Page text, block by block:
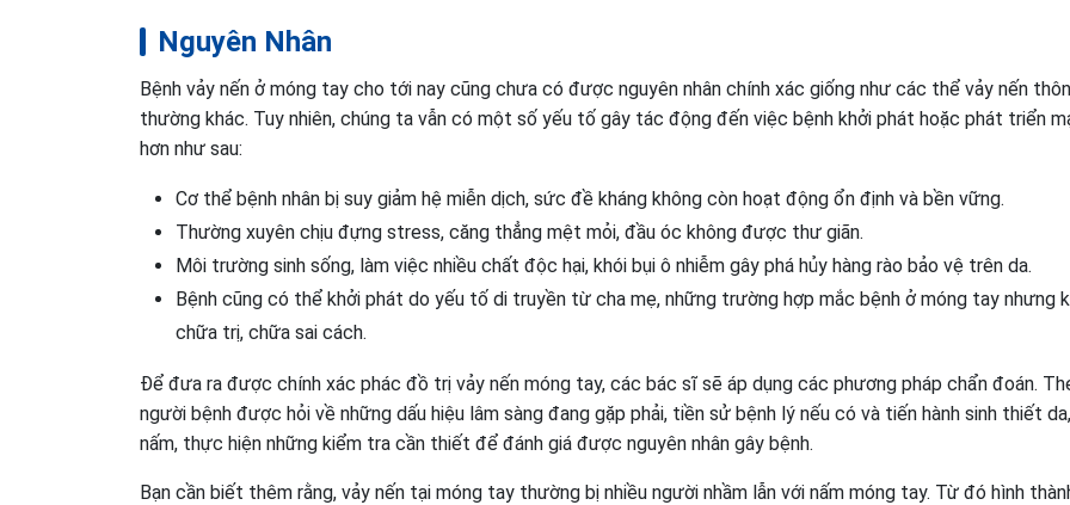
Nguyên Nhân
Bệnh vảy nến ở móng tay cho tới nay cũng chưa có được nguyên nhân chính xác giống như các thể vảy nến
thường khác. Tuy nhiên, chúng ta vẫn có một số yếu tố gây tác động đến việc bệnh khởi phát hoặc phát triển
hơn như sau:
Cơ thể bệnh nhân bị suy giảm hệ miễn dịch, sức đề kháng không còn hoạt động ổn định và bền vững.
Thường xuyên chịu đựng stress, căng thẳng mệt mỏi, đầu óc không được thư giãn.
Môi trường sinh sống, làm việc nhiều chất độc hại, khói bụi ô nhiễm gây phá hủy hàng rào bảo vệ trên da.
Bệnh cũng có thể khởi phát do yếu tố di truyền từ cha mẹ, những trường hợp mắc bệnh ở móng tay nhưng
chữa trị, chữa sai cách.
Để đưa ra được chính xác phác đồ trị vảy nến móng tay, các bác sĩ sẽ áp dụng các phương pháp chẩn đoán.
người bệnh được hỏi về những dấu hiệu lâm sàng đang gặp phải, tiền sử bệnh lý nếu có và tiến hành sinh thiết
nấm, thực hiện những kiểm tra cần thiết để đánh giá được nguyên nhân gây bệnh.
Bạn cần biết thêm rằng, vảy nến tại móng tay thường bị nhiều người nhầm lẫn với nấm móng tay. Từ đó hình